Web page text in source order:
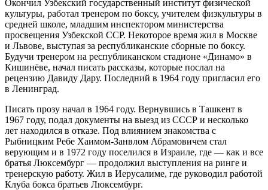
Окончил Узбекский государственный институт физической
культуры, работал тренером по боксу, учителем физкультуры в
средней школе, младшим инспектором министерства
просвещения Узбекской ССР. Некоторое время жил в Москве
и Львове, выступая за республиканские сборные по боксу.
Будучи тренером на республиканском стадионе «Динамо» в
Кишинёве, начал писать рассказы, которые послал на
рецензию Давиду Дару. Последний в 1964 году пригласил его
в Ленинград.
Писать прозу начал в 1964 году. Вернувшись в Ташкент в
1967 году, подал документы на выезд из СССР и несколько
лет находился в отказе. Под влиянием знакомства с
Рыбницким Ребе Хаимом-Занвлом Абрамовичем стал
верующим и в 1972 году поселился в Израиле, где — как и все
братья Люксембург — продолжил выступления на ринге и
тренерскую работу. Жил в Иерусалиме, где руководил работой
Клуба бокса братьев Люксембург.